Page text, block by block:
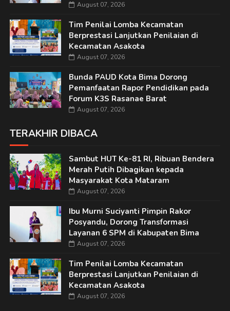
August 07, 2026
Tim Penilai Lomba Kecamatan
Berprestasi Lanjutkan Penilaian di
Kecamatan Asakota
August 07, 2026
Bunda PAUD Kota Bima Dorong
Pemanfaatan Rapor Pendidikan pada
Forum K3S Rasanae Barat
August 07, 2026
TERAKHIR DIBACA
Sambut HUT Ke-81 RI, Ribuan Bendera
Merah Putih Dibagikan kepada
Masyarakat Kota Mataram
August 07, 2026
Ibu Murni Suciyanti Pimpin Rakor
Posyandu, Dorong Transformasi
Layanan 6 SPM di Kabupaten Bima
August 07, 2026
Tim Penilai Lomba Kecamatan
Berprestasi Lanjutkan Penilaian di
Kecamatan Asakota
August 07, 2026